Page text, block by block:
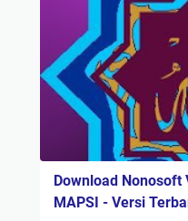
Download Nonosoft
MAPSI - Versi